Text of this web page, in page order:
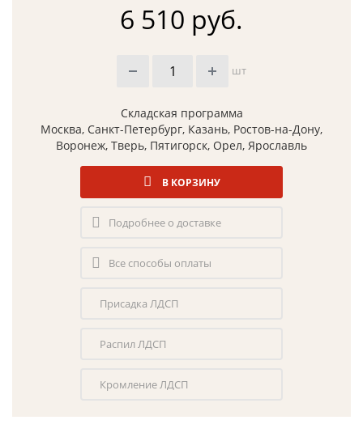
6 510 руб.
шт
Складская программа
Москва, Санкт-Петербург, Казань, Ростов-на-Дону,
Воронеж, Тверь, Пятигорск, Орел, Ярославль
В КОРЗИНУ
Подробнее о доставке
Все способы оплаты
Присадка ЛДСП
Распил ЛДСП
Кромление ЛДСП